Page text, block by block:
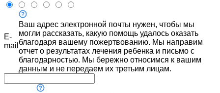
E-
mail
Ваш адрес электронной почты нужен, чтобы мы
могли рассказать, какую помощь удалось оказать
благодаря вашему пожертвованию. Мы направим
отчет о результатах лечения ребенка и письмо с
благодарностью. Мы бережно относимся к вашим
данным и не передаем их третьим лицам.